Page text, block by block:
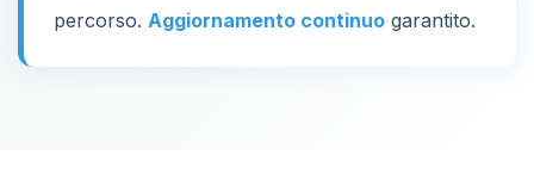
percorso. Aggiornamento continuo garantito.